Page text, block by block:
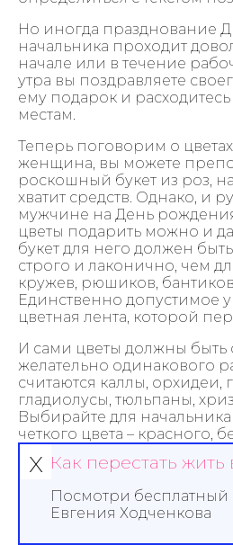
Но иногда празднование
начальника проходит
начале или в течение
утра вы поздравляете
ему подарок и
местам.
Теперь поговорим о
женщина, вы можете
роскошный букет из роз,
хватит средств. Однако, и
мужчине на День
цветы подарить можно и
букет для него должен
строго и лаконично, чем
кружев, рюшиков,
Единственно допустимое
цветная лента, которой
И сами цветы должны быть
желательно одинакового
считаются каллы, орхидеи,
гладиолусы, тюльпаны,
Выбирайте для
четкого цвета – красного,
синего, фиолетового,
полутона оставьте для
В отдельных случаях
начальника можно
х Как перестать жить
Посмотри бесплатный
Евгения Ходченкова